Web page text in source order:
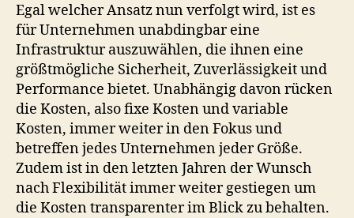
Egal welcher Ansatz nun verfolgt wird, ist es
für Unternehmen unabdingbar eine
Infrastruktur auszuwählen, die ihnen eine
größtmögliche Sicherheit, Zuverlässigkeit und
Performance bietet. Unabhängig davon rücken
die Kosten, also fixe Kosten und variable
Kosten, immer weiter in den Fokus und
betreffen jedes Unternehmen jeder Größe.
Zudem ist in den letzten Jahren der Wunsch
nach Flexibilität immer weiter gestiegen um
die Kosten transparenter im Blick zu behalten.